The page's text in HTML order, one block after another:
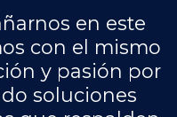
en este
con el mismo
y pasión por
soluciones